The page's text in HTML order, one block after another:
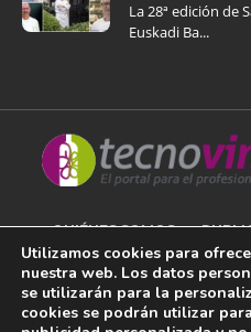
La 28ª edición de
Euskadi Ba...
QUIÉNES SOMOS
AVISO LEGAL
POLÍTICA DE COOKIES
Utilizamos cookies para
nuestra web. Los datos
se utilizarán para la
cookies se podrán utilizar para